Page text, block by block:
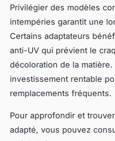
Privilégier des modèles
intempéries garantit une
Certains adaptateurs
anti-UV qui prévient le
décoloration de la
investissement rentable
remplacements fréquents.
Pour approfondir et
adapté, vous pouvez